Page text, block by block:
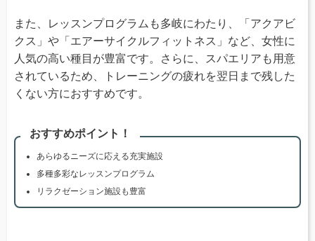
また、レッスンプログラムも多岐にわたり、「アクアビ
クス」や「エアーサイクルフィットネス」など、女性に
人気の高い種目が豊富です。さらに、スパエリアも用意
されているため、トレーニングの疲れを翌日まで残した
くない方におすすめです。
おすすめポイント！
あらゆるニーズに応える充実施設
多種多彩なレッスンプログラム
リラクゼーション施設も豊富